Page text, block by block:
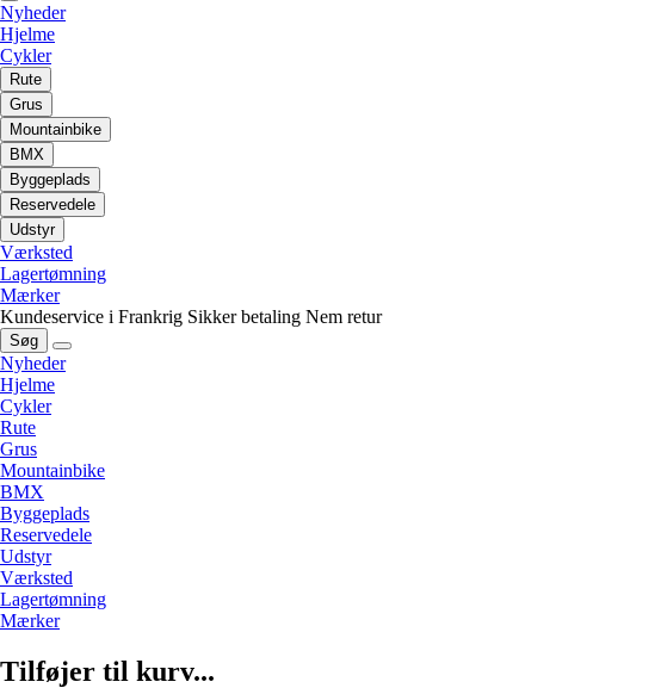
Nyheder
Hjelme
Cykler
Rute
Grus
Mountainbike
BMX
Byggeplads
Reservedele
Udstyr
Værksted
Lagertømning
Mærker
Kundeservice i Frankrig Sikker betaling Nem retur
Søg
Nyheder
Hjelme
Cykler
Rute
Grus
Mountainbike
BMX
Byggeplads
Reservedele
Udstyr
Værksted
Lagertømning
Mærker
Tilføjer til kurv...